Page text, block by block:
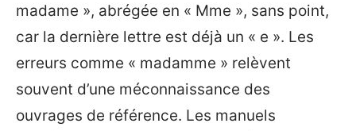
madame », abrégée en « Mme », sans point,
car la dernière lettre est déjà un « e ». Les
erreurs comme « madamme » relèvent
souvent d’une méconnaissance des
ouvrages de référence. Les manuels